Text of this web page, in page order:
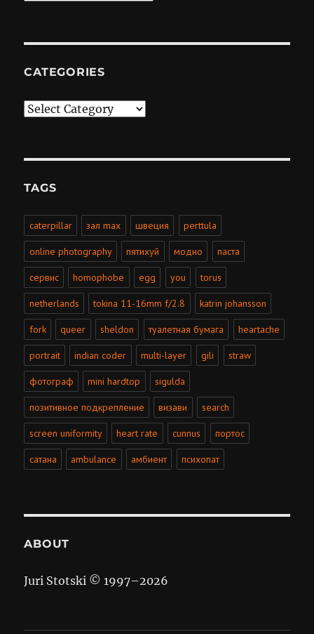
CATEGORIES
Categories
TAGS
caterpillar зал max швеция perttula
online photography пятихуй модно паста
сервис homophobe egg you torus
netherlands tokina 11-16mm f/2.8 katrin johansson
fork queer sheldon туалетная бумага heartache
portrait indian coder multi-layer gili straw
фотограф mini hardtop sigulda
позитивное подкрепление визави search
screen uniformity heart rate cunnus портос
сатана ambulance амбиент психопат
ABOUT
Juri Stotski © 1997–2026